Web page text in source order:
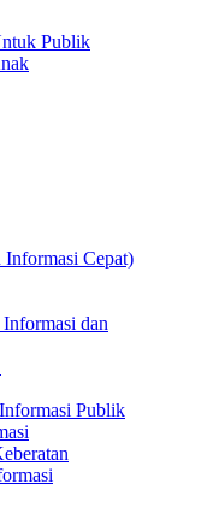
Publik
Cepat)
dan
Publik